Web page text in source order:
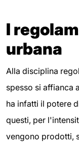
I
urbana
Alla disciplina
spesso si affianca
ha infatti il potere
questi, per
vengono prodotti,